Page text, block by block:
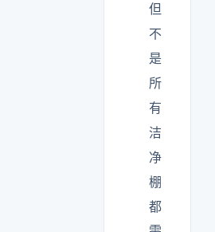
但
不
是
所
有
洁
净
棚
都